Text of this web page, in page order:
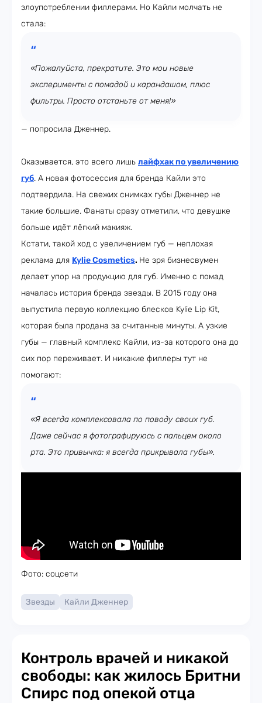
злоупотреблении филлерами. Но Кайли молчать не
стала:
«Пожалуйста, прекратите. Это мои новые
эксперименты с помадой и карандашом, плюс
фильтры. Просто отстаньте от меня!»
— попросила Дженнер.
Оказывается, это всего лишь лайфхак по увеличению
губ. А новая фотосессия для бренда Кайли это
подтвердила. На свежих снимках губы Дженнер не
такие большие. Фанаты сразу отметили, что девушке
больше идёт лёгкий макияж.
Кстати, такой ход с увеличением губ — неплохая
реклама для Kylie Cosmetics. Не зря бизнесвумен
делает упор на продукцию для губ. Именно с помад
началась история бренда звезды. В 2015 году она
выпустила первую коллекцию блесков Kylie Lip Kit,
которая была продана за считанные минуты. А узкие
губы — главный комплекс Кайли, из-за которого она до
сих пор переживает. И никакие филлеры тут не
помогают:
«Я всегда комплексовала по поводу своих губ.
Даже сейчас я фотографируюсь с пальцем около
рта. Это привычка: я всегда прикрывала губы».
Фото: соцсети
Звезды Кайли Дженнер
Контроль врачей и никакой
свободы: как жилось Бритни
Спирс под опекой отца